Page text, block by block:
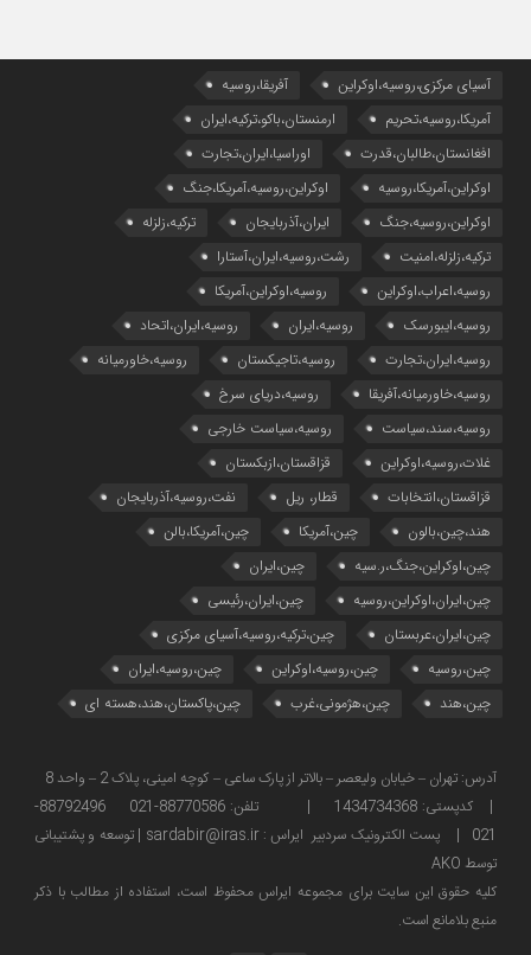
آسیای مرکزی،روسیه،اوکراین
آفریقا،روسیه
آمریکا،روسیه،تحریم
ارمنستان،باکو،ترکیه،ایران
افغانستان،طالبان،قدرت
اوراسیا،ایران،تجارت
اوکراین،آمریکا،روسیه
اوکراین،روسیه،آمریکا،جنگ
اوکراین،روسیه،جنگ
ایران،آذربایجان
ترکیه،زلزله
ترکیه،زلزله،امنیت
رشت،روسیه،ایران،آستارا
روسیه،اعراب،اوکراین
روسیه،اوکراین،آمریکا
روسیه،ایبورسک
روسیه،ایران
روسیه،ایران،اتحاد
روسیه،ایران،تجارت
روسیه،تاجیکستان
روسیه،خاورمیانه
روسیه،خاورمیانه،آفریقا
روسیه،دریای سرخ
روسیه،سند،سیاست
روسیه،سیاست خارجی
غلات،روسیه،اوکراین
قزاقستان،ازبکستان
قزاقستان،انتخابات
قطار، ریل
نفت،روسیه،آذربایجان
هند،چین،بالون
چین،آمریکا
چین،آمریکا،بالن
چین،اوکراین،جنگ،ر.سیه
چین،ایران
چین،ایران،اوکراین،روسیه
چین،ایران،رئیسی
چین،ایران،عربستان
چین،ترکیه،روسیه،آسیای مرکزی
چین،روسیه
چین،روسیه،اوکراین
چین،روسیه،ایران
چین،هند
چین،هژمونی،غرب چین،پاکستان،هند،هسته ای
| کدپستی: 1434734368 | تلفن: 88770586-021 88792496-
021 | پست الکترونیک سردبیر ایراس : sardabir@iras.ir |
توسعه و پشتیبانی
توسط AKO
كليه حقوق این سایت برای مجموعه ایراس محفوظ است، استفاده از مطالب با ذكر
منبع بلامانع است.